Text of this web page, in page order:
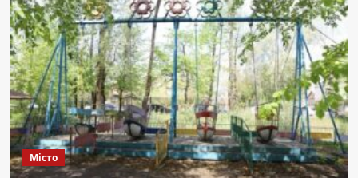
Місто